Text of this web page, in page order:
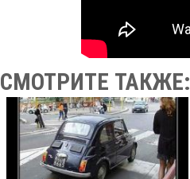
СМОТРИТЕ ТАКЖЕ: